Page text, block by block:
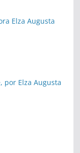
Elza Augusta
por Elza Augusta